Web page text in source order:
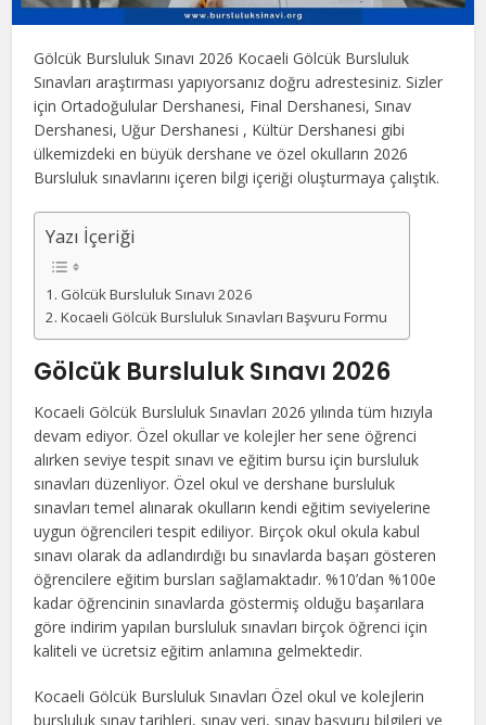
Gölcük Bursluluk Sınavı 2026 Kocaeli Gölcük Bursluluk
Sınavları araştırması yapıyorsanız doğru adrestesiniz. Sizler
için Ortadoğulular Dershanesi, Final Dershanesi, Sınav
Dershanesi, Uğur Dershanesi , Kültür Dershanesi gibi
ülkemizdeki en büyük dershane ve özel okulların 2026
Bursluluk sınavlarını içeren bilgi içeriği oluşturmaya çalıştık.
Yazı İçeriği
Gölcük Bursluluk Sınavı 2026
Kocaeli Gölcük Bursluluk Sınavları Başvuru Formu
Gölcük Bursluluk Sınavı 2026
Kocaeli Gölcük Bursluluk Sınavları 2026 yılında tüm hızıyla
devam ediyor. Özel okullar ve kolejler her sene öğrenci
alırken seviye tespit sınavı ve eğitim bursu için bursluluk
sınavları düzenliyor. Özel okul ve dershane bursluluk
sınavları temel alınarak okulların kendi eğitim seviyelerine
uygun öğrencileri tespit ediliyor. Birçok okul okula kabul
sınavı olarak da adlandırdığı bu sınavlarda başarı gösteren
öğrencilere eğitim bursları sağlamaktadır. %10’dan %100e
kadar öğrencinin sınavlarda göstermiş olduğu başarılara
göre indirim yapılan bursluluk sınavları birçok öğrenci için
kaliteli ve ücretsiz eğitim anlamına gelmektedir.
Kocaeli Gölcük Bursluluk Sınavları Özel okul ve kolejlerin
bursluluk sınav tarihleri, sınav yeri, sınav başvuru bilgileri ve